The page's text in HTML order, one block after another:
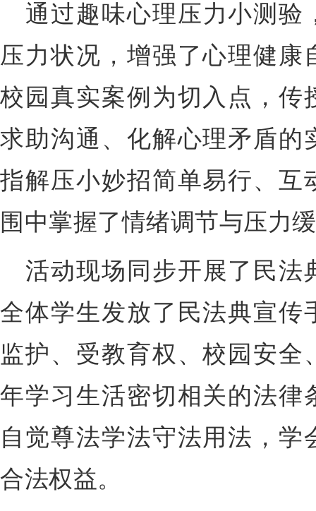
通过趣味心理压力小测验
压力状况，增强了心理健
校园真实案例为切入点，传
求助沟通、化解心理矛盾的
指解压小妙招简单易行、互
围中掌握了情绪调节与压力
活动现场同步开展了民法
全体学生发放了民法典宣传
监护、受教育权、校园安
年学习生活密切相关的法律
自觉尊法学法守法用法，
合法权益。